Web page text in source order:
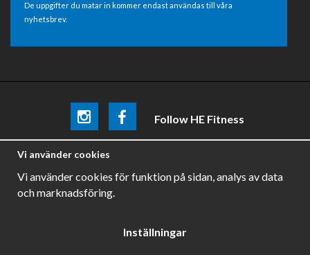
De uppgifter du matar in kommer endast användas till våra
nyhetsbrev.
Follow HE Fitness
Be the firstto know aboutpromotions, news and training
Vi använder cookies
Vi använder cookies för funktion på sidan, analys av data
och marknadsföring.
Inställningar